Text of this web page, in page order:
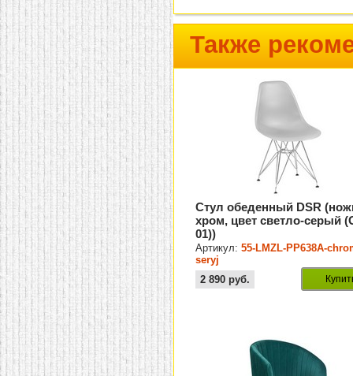
Также
Стул обеденный DSR
хром, цвет светло-серый
01))
Артикул:55-LMZL-PP638A-
seryj
2 890 руб.